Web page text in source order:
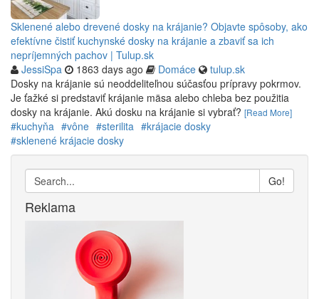
Sklenené alebo drevené dosky na krájanie? Objavte spôsoby, ako
efektívne čistiť kuchynské dosky na krájanie a zbaviť sa ich
nepríjemných pachov | Tulup.sk
JessiSpa
1863 days ago Domáce
tulup.sk
Dosky na krájanie sú neoddeliteľnou súčasťou prípravy pokrmov.
Je ťažké si predstaviť krájanie mäsa alebo chleba bez použitia
dosky na krájanie. Akú dosku na krájanie si vybrať? [Read More]
#kuchyňa #vône #sterilita #krájacie dosky
#sklenené krájacie dosky
Go!
Reklama